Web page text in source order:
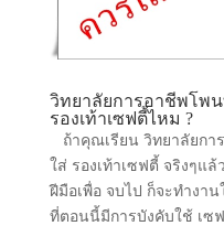
วิทยาลัยการอาชีพโพ
รองเท้าเซฟตี้ไหม ?
ถ้าคุณเรียน วิทยาลัยกา
ใส่ รองเท้าเซฟตี้ จริงๆแ
ฝีมือเพื่อ จบไป ก็จะทำงา
ที่ตอนนี้มีการบังคับใช้ เซฟ